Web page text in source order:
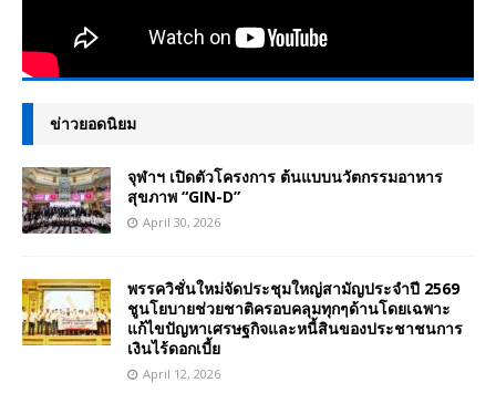
ข่าวยอดนิยม
จุฬาฯ เปิดตัวโครงการ ต้นแบบนวัตกรรมอาหาร
สุขภาพ “GIN-D”
April 30, 2026
พรรควิชั่นใหม่จัดประชุมใหญ่สามัญประจำปี 2569
ชูนโยบายช่วยชาติครอบคลุมทุกๆด้านโดยเฉพาะ
แก้ไขปัญหาเศรษฐกิจและหนี้สินของประชาชนการ
เงินไร้ดอกเบี้ย
April 12, 2026